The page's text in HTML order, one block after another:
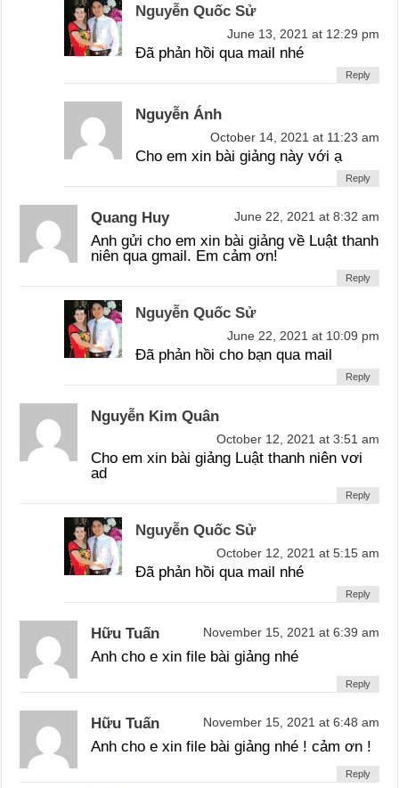
Nguyễn Quốc Sử
June 13, 2021 at 12:29 pm
Đã phản hồi qua mail nhé
Reply
Nguyễn Ánh
October 14, 2021 at 11:23 am
Cho em xin bài giảng này với ạ
Reply
Quang Huy June 22, 2021 at 8:32 am
Anh gửi cho em xin bài giảng về Luật thanh
niên qua gmail. Em cảm ơn!
Reply
Nguyễn Quốc Sử
June 22, 2021 at 10:09 pm
Đã phản hồi cho bạn qua mail
Reply
Nguyễn Kim Quân
October 12, 2021 at 3:51 am
Cho em xin bài giảng Luật thanh niên vơi
ad
Reply
Nguyễn Quốc Sử
October 12, 2021 at 5:15 am
Đã phản hồi qua mail nhé
Reply
Hữu Tuấn November 15, 2021 at 6:39 am
Anh cho e xin file bài giảng nhé
Reply
Hữu Tuấn November 15, 2021 at 6:48 am
Anh cho e xin file bài giảng nhé ! cảm ơn !
Reply